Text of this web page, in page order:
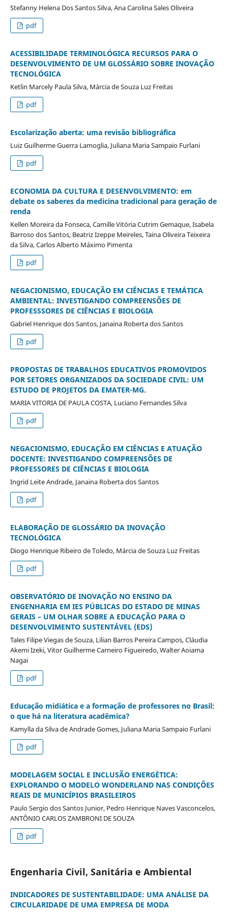
Stefanny Helena Dos Santos Silva, Ana Carolina Sales Oliveira
pdf
ACESSIBILIDADE TERMINOLÓGICA RECURSOS PARA O
DESENVOLVIMENTO DE UM GLOSSÁRIO SOBRE INOVAÇÃO
TECNOLÓGICA
Ketlin Marcely Paula Silva, Márcia de Souza Luz Freitas
pdf
Escolarização aberta: uma revisão bibliográfica
Luiz Guilherme Guerra Lamoglia, Juliana Maria Sampaio Furlani
pdf
ECONOMIA DA CULTURA E DESENVOLVIMENTO: em
debate os saberes da medicina tradicional para geração de
renda
Kellen Moreira da Fonseca, Camille Vitória Cutrim Gemaque, Isabela
Barroso dos Santos, Beatriz Izeppe Meireles, Taina Oliveira Teixeira
da Silva, Carlos Alberto Máximo Pimenta
pdf
NEGACIONISMO, EDUCAÇÃO EM CIÊNCIAS E TEMÁTICA
AMBIENTAL: INVESTIGANDO COMPREENSÕES DE
PROFESSSORES DE CIÊNCIAS E BIOLOGIA
Gabriel Henrique dos Santos, Janaina Roberta dos Santos
pdf
PROPOSTAS DE TRABALHOS EDUCATIVOS PROMOVIDOS
POR SETORES ORGANIZADOS DA SOCIEDADE CIVIL: UM
ESTUDO DE PROJETOS DA EMATER-MG.
MARIA VITORIA DE PAULA COSTA, Luciano Fernandes Silva
pdf
NEGACIONISMO, EDUCAÇÃO EM CIÊNCIAS E ATUAÇÃO
DOCENTE: INVESTIGANDO COMPREENSÕES DE
PROFESSORES DE CIÊNCIAS E BIOLOGIA
Ingrid Leite Andrade, Janaina Roberta dos Santos
pdf
ELABORAÇÃO DE GLOSSÁRIO DA INOVAÇÃO
TECNOLÓGICA
Diogo Henrique Ribeiro de Toledo, Márcia de Souza Luz Freitas
pdf
OBSERVATÓRIO DE INOVAÇÃO NO ENSINO DA
ENGENHARIA EM IES PÚBLICAS DO ESTADO DE MINAS
GERAIS – UM OLHAR SOBRE A EDUCAÇÃO PARA O
DESENVOLVIMENTO SUSTENTÁVEL (EDS)
Tales Filipe Viegas de Souza, Lilian Barros Pereira Campos, Cláudia
Akemi Izeki, Vitor Guilherme Carneiro Figueiredo, Walter Aoiama
Nagai
pdf
Educação midiática e a formação de professores no Brasil:
o que há na literatura acadêmica?
Kamylla da Silva de Andrade Gomes, Juliana Maria Sampaio Furlani
pdf
MODELAGEM SOCIAL E INCLUSÃO ENERGÉTICA:
EXPLORANDO O MODELO WONDERLAND NAS CONDIÇÕES
REAIS DE MUNICÍPIOS BRASILEIROS
Paulo Sergio dos Santos Junior, Pedro Henrique Naves Vasconcelos,
ANTÔNIO CARLOS ZAMBRONI DE SOUZA
pdf
Engenharia Civil, Sanitária e Ambiental
INDICADORES DE SUSTENTABILIDADE: UMA ANÁLISE DA
CIRCULARIDADE DE UMA EMPRESA DE MODA